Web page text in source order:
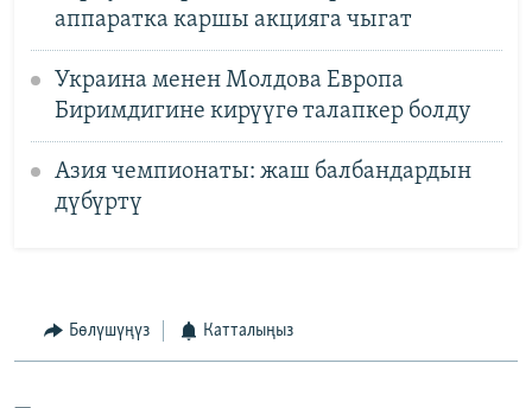
аппаратка каршы акцияга чыгат
Украина менен Молдова Европа
Биримдигине кирүүгө талапкер болду
Азия чемпионаты: жаш балбандардын
дүбүртү
Бөлүшүңүз Катталыңыз